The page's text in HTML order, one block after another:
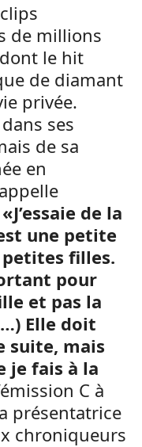
de millions
le hit
de diamant
privée.
ses
de sa
en
«J’essaie de la
une petite
filles.
pour
et pas la
Elle doit
suite, mais
je fais à la
C à
présentatrice
chroniqueurs